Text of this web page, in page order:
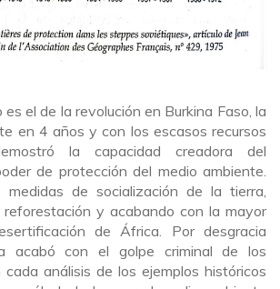
el de la revolución en Burkina Faso, la
en 4 años y con los escasos recursos
la capacidad creadora del
de protección del medio ambiente.
medidas de socialización de la tierra,
y acabando con la mayor
de África. Por desgracia
acabó con el golpe criminal de los
cada análisis de los ejemplos históricos